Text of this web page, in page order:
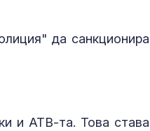
да санкционира
и АТВ-та. Това става
Как се променят